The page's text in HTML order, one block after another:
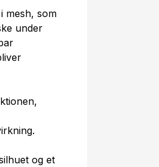
mesh, som
under
og et